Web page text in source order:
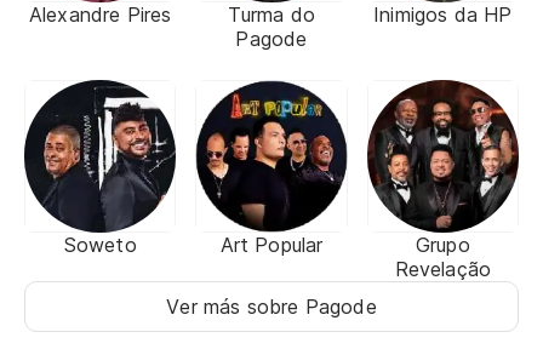
Alexandre Pires
Turma do
Pagode
Inimigos da HP
Soweto Art Popular
Grupo
Revelação
Ver más sobre Pagode